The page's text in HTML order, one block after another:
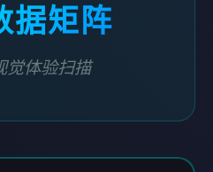
据矩阵
觉体验扫描